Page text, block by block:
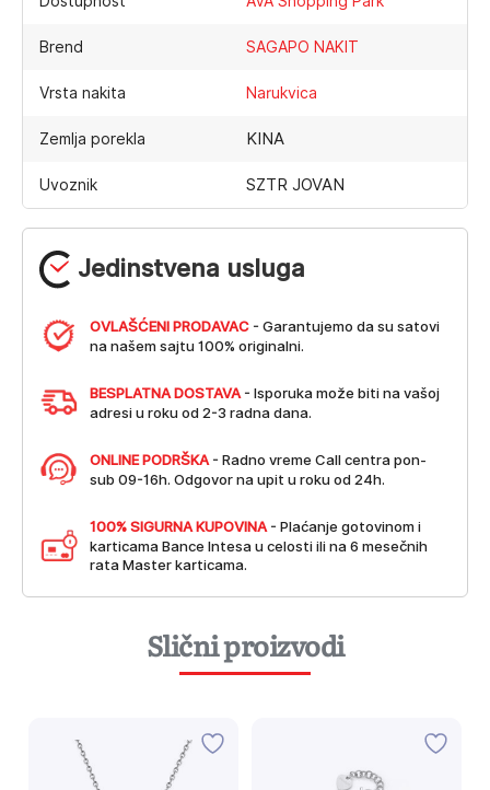
Jedinstvena usluga
OVLAŠĆENI PRODAVAC - Garantujemo da su satovi
na našem sajtu 100% originalni.
BESPLATNA DOSTAVA - Isporuka može biti na vašoj
adresi u roku od 2-3 radna dana.
ONLINE PODRŠKA - Radno vreme Call centra pon-
sub 09-16h. Odgovor na upit u roku od 24h.
100% SIGURNA KUPOVINA - Plaćanje gotovinom i
karticama Bance Intesa u celosti ili na 6 mesečnih
rata Master karticama.
Brend SAGAPO NAKIT
Vrsta nakita Narukvica
Zemlja porekla KINA
Uvoznik SZTR JOVAN
Slični proizvodi